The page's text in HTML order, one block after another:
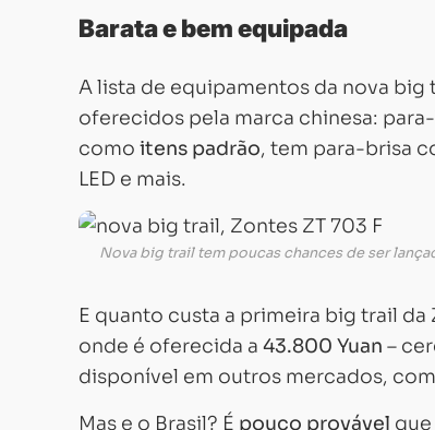
Barata e bem equipada
A lista de equipamentos da nova
oferecidos pela marca chinesa:
como itens padrão, tem para-brisa
LED e mais.
Nova big trail tem poucas chances de ser
E quanto custa a primeira big trail
onde é oferecida a 43.800 Yuan –
disponível em outros mercados,
Mas e o Brasil? É pouco provável